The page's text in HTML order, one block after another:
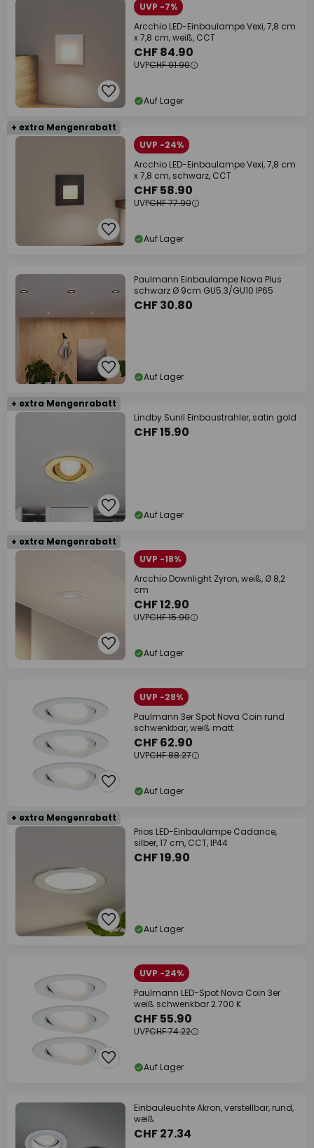
UVP -7%
Arcchio LED-Einbaulampe Vexi, 7,8 cm
x 7,8 cm, weiß, CCT
CHF 84.90
UVPCHF 91.90
Auf Lager
+ extra Mengenrabatt
UVP -24%
Arcchio LED-Einbaulampe Vexi, 7,8 cm
x 7,8 cm, schwarz, CCT
CHF 58.90
UVPCHF 77.90
Auf Lager
Paulmann Einbaulampe Nova Plus
schwarz Ø 9cm GU5.3/GU10 IP65
CHF 30.80
Auf Lager
+ extra Mengenrabatt
Lindby Sunil Einbaustrahler, satin gold
CHF 15.90
Auf Lager
+ extra Mengenrabatt
UVP -18%
Arcchio Downlight Zyron, weiß, Ø 8,2
cm
CHF 12.90
UVPCHF 15.90
Auf Lager
UVP -28%
Paulmann 3er Spot Nova Coin rund
schwenkbar, weiß matt
CHF 62.90
UVPCHF 88.27
Auf Lager
+ extra Mengenrabatt
Prios LED-Einbaulampe Cadance,
silber, 17 cm, CCT, IP44
CHF 19.90
Auf Lager
UVP -24%
Paulmann LED-Spot Nova Coin 3er
weiß schwenkbar 2.700 K
CHF 55.90
UVPCHF 74.22
Auf Lager
Einbauleuchte Akron, verstellbar, rund,
weiß
CHF 27.34